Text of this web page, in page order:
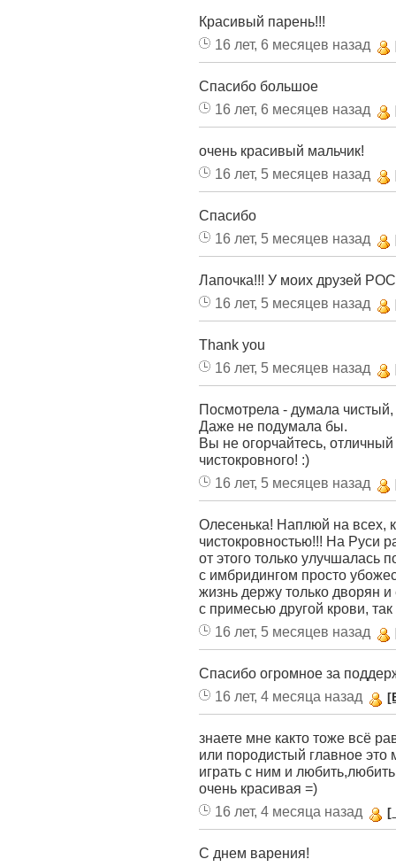
Красивый парень!!!
16 лет, 6 месяцев назад
Спасибо большое
16 лет, 6 месяцев назад
очень красивый мальчик!
16 лет, 5 месяцев назад
Спасибо
16 лет, 5 месяцев назад
Лапочка!!! У моих друзей
16 лет, 5 месяцев назад
Thank you
16 лет, 5 месяцев назад
Посмотрела - думала чистый,
Даже не подумала бы.
Вы не огорчайтесь,
чистокровного! :)
16 лет, 5 месяцев назад
Олесенька! Наплюй на всех,
чистокровностью!!! На Руси
от этого только улучшалась
с имбридингом просто
жизнь держу только дворян
с примесью другой крови,
16 лет, 5 месяцев назад
Спасибо огромное за
16 лет, 4 месяца назад
знаете мне както тоже всё
или породистый главное
играть с ним и
очень красивая =)
16 лет, 4 месяца назад
С днем варения!